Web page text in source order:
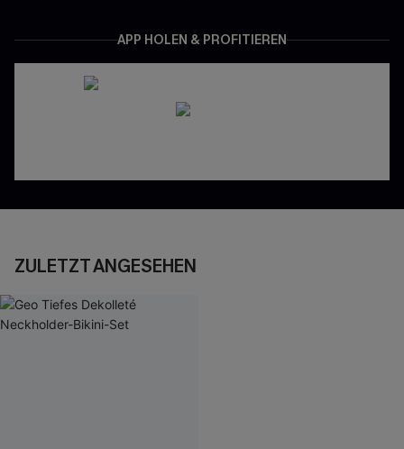
APP HOLEN & PROFITIEREN
ZULETZT ANGESEHEN